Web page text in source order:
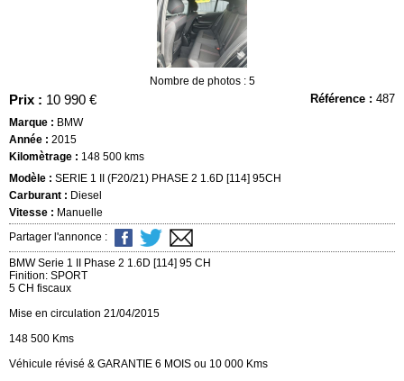
Nombre de photos : 5
Référence : 487
Prix : 10 990 €
Marque : BMW
Année : 2015
Kilomètrage : 148 500 kms
Modèle : SERIE 1 II (F20/21) PHASE 2 1.6D [114] 95CH
Carburant : Diesel
Vitesse : Manuelle
Partager l'annonce :
BMW Serie 1 II Phase 2 1.6D [114] 95 CH
Finition: SPORT
5 CH fiscaux
Mise en circulation 21/04/2015
148 500 Kms
Véhicule révisé & GARANTIE 6 MOIS ou 10 000 Kms